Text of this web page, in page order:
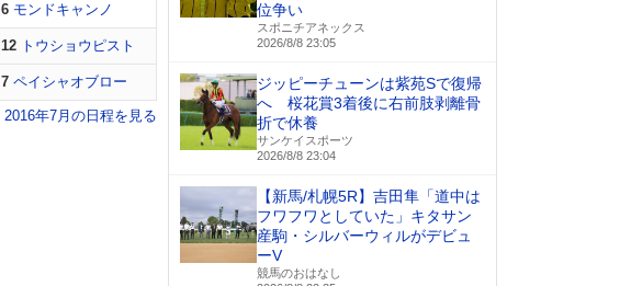
6 モンドキャンノ
12 トウショウピスト
7 ペイシャオブロー
2016年7月の日程を見る
位争い
スポニチアネックス
2026/8/8 23:05
ジッピーチューンは紫苑Sで復帰
へ 桜花賞3着後に右前肢剥離骨
折で休養
サンケイスポーツ
2026/8/8 23:04
【新馬/札幌5R】吉田隼「道中は
フワフワとしていた」キタサン
産駒・シルバーウィルがデビュ
ーV
競馬のおはなし